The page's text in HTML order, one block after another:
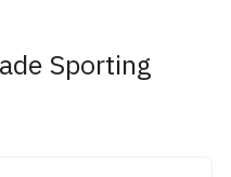
Sporting